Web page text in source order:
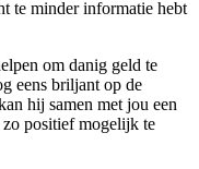
te minder informatie hebt
om danig geld te
eens briljant op de
hij samen met jou een
zo positief mogelijk te